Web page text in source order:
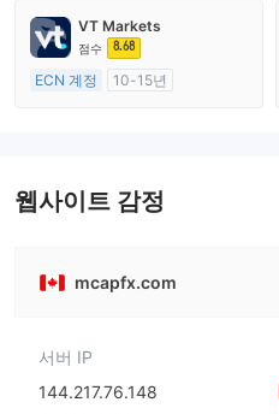
외환 거래 라이선스 (MM)
마스터 레이블 MT4
VT Markets
점수 8.68
ECN 계정
10-15년
웹사이트 감정
mcapfx.com
서버 IP
144.217.76.148